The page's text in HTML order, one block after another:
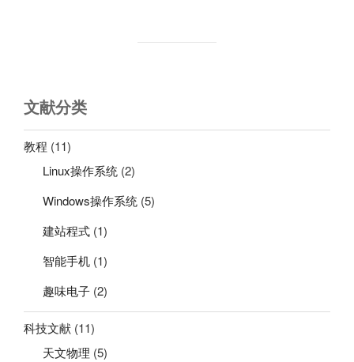
损
文献分类
教程 (11)
Linux操作系统 (2)
Windows操作系统 (5)
建站程式 (1)
智能手机 (1)
趣味电子 (2)
科技文献 (11)
天文物理 (5)